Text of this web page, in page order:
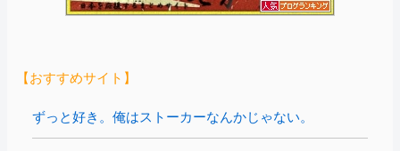
【おすすめサイト】
ずっと好き。俺はストーカーなんかじゃない。